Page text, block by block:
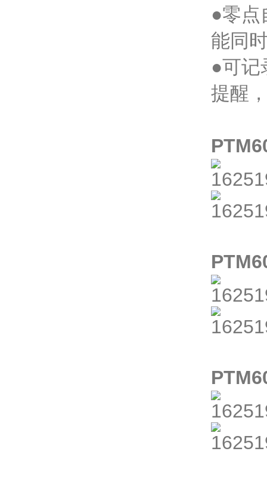
●零点
能同
●可记
提醒